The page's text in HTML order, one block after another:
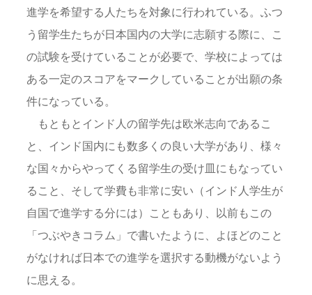
進学を希望する人たちを対象に行われている。ふつ
う留学生たちが日本国内の大学に志願する際に、こ
の試験を受けていることが必要で、学校によっては
ある一定のスコアをマークしていることが出願の条
件になっている。
もともとインド人の留学先は欧米志向であるこ
と、インド国内にも数多くの良い大学があり、様々
な国々からやってくる留学生の受け皿にもなってい
ること、そして学費も非常に安い（インド人学生が
自国で進学する分には）こともあり、以前もこの
「つぶやきコラム」で書いたように、よほどのこと
がなければ日本での進学を選択する動機がないよう
に思える。